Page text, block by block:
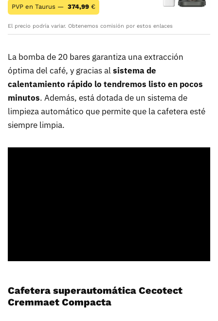
PVP en Taurus — 374,99 €
El precio podría variar. Obtenemos comisión por estos enlaces
La bomba de 20 bares garantiza una extracción
óptima del café, y gracias al sistema de
calentamiento rápido lo tendremos listo en pocos
minutos. Además, está dotada de un sistema de
limpieza automático que permite que la cafetera esté
siempre limpia.
Cafetera superautomática Cecotect
Cremmaet Compacta